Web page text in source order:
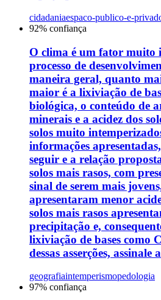
cidadaniaespaco-publico-e-
92% confiança
O clima é um fator muito
processo de
maneira geral, quanto
maior é a lixiviação de
biológica, o conteúdo de
minerais e a acidez dos
solos muito
informações
seguir e a relação
solos mais rasos, com
sinal de serem mais
apresentaram menor
solos mais rasos
precipitação e,
lixiviação de bases como
dessas asserções, assinale
geografiaintemperismopedologia
97% confiança